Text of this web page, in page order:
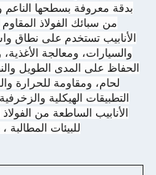
بسطحها الناعم والملمع
تستخدم على نطاق واسع في
ومعالجة الأغذية، والمعدات
المدى الطويل والنظافةتوفر
ومقاومة للحرارة والمواد
الهيكلية والزخرفية.متوفرة
الساطعة من الفولاذ المقاوم
للبيئات المطالبة ، مما يضمن